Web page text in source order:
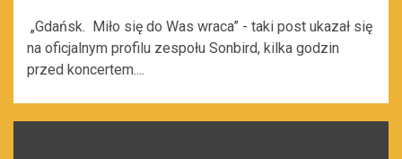
„Gdańsk. Miło się do Was wraca” - taki post ukazał się
na oficjalnym profilu zespołu Sonbird, kilka godzin
przed koncertem....